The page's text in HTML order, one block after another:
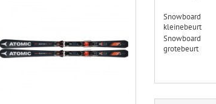
Snowboard
kleinebeurt
Snowboard
grotebeurt